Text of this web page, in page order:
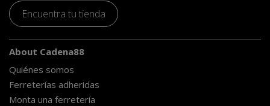
Encuentra tu tienda
About Cadena88
Quiénes somos
Ferreterías adheridas
Monta una ferretería